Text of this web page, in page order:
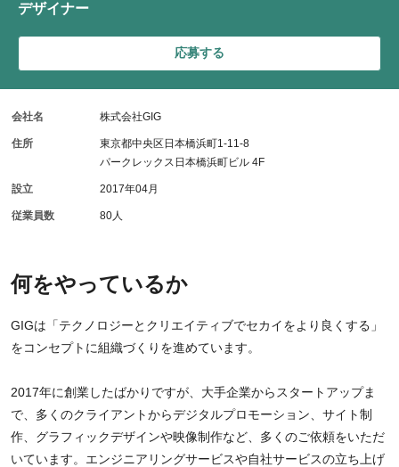
何をやっているか
GIGは「テクノロジーとクリエイティブでセカイをより良くする」
をコンセプトに組織づくりを進めています。
2017年に創業したばかりですが、大手企業からスタートアップま
で、多くのクライアントからデジタルプロモーション、サイト制
作、グラフィックデザインや映像制作など、多くのご依頼をいただ
いています。エンジニアリングサービスや自社サービスの立ち上げ
デザイナー
応募する
会社名 株式会社GIG
住所
東京都中央区日本橋浜町1-11-8
パークレックス日本橋浜町ビル 4F
設立 2017年04月
従業員数 80人